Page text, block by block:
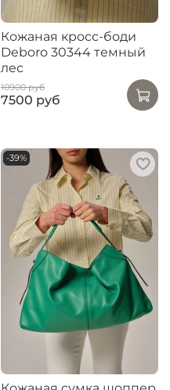
Кожаная кросс-боди
Deboro 30344 темный
лес
10900 руб
7500 руб
-39%